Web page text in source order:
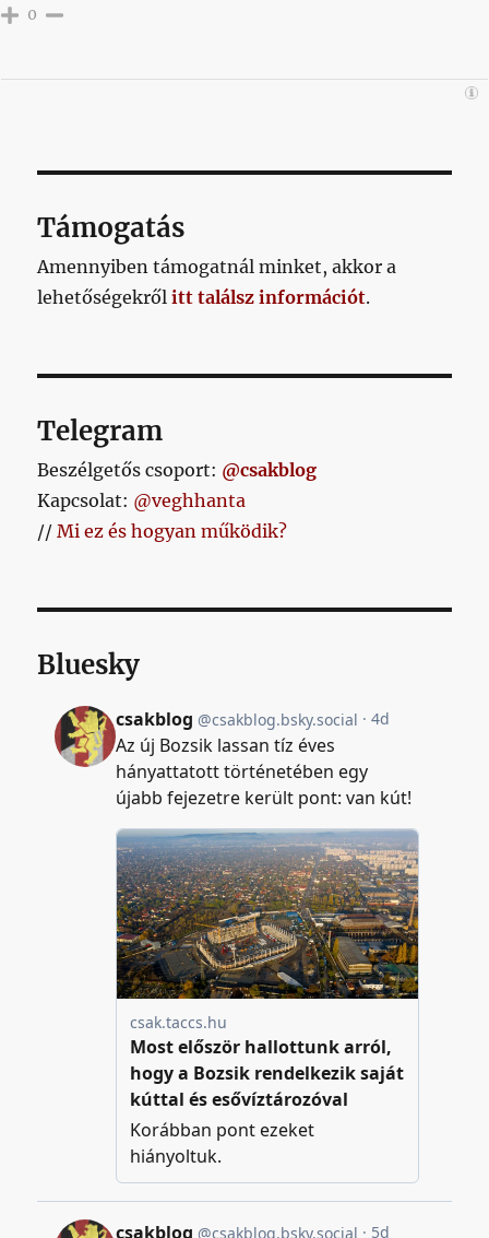
0
Támogatás
Amennyiben támogatnál minket, akkor a
lehetőségekrőlitt találsz információt.
Telegram
Beszélgetős csoport: @csakblog
Kapcsolat: @veghhanta
//Mi ez és hogyan működik?
Bluesky